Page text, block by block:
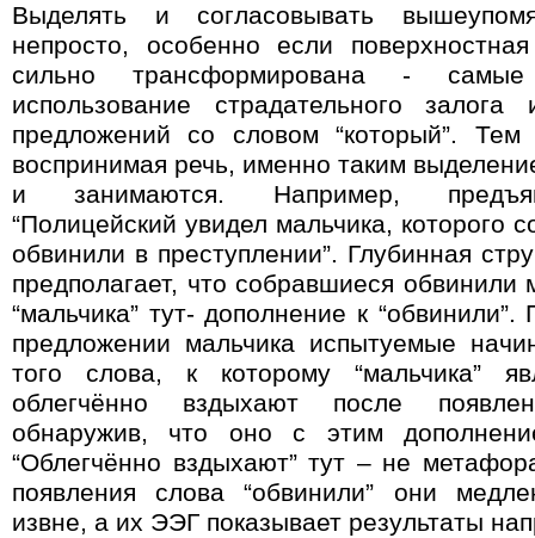
Выделять и согласовывать
непросто, особенно если
сильно трансформирована -
использование страдательного
предложений со словом “который”.
воспринимая речь, именно таким
и занимаются. Например,
“Полицейский увидел мальчика, которого
обвинили в преступлении”. Глубинная
предполагает, что собравшиеся обвинили
“мальчика” тут- дополнение к
предложении мальчика испытуемые
того слова, к которому “мальчика”
облегчённо вздыхают после
обнаружив, что оно с этим
“Облегчённо вздыхают” тут – не
появления слова “обвинили” они
извне, а их ЭЭГ показывает результаты